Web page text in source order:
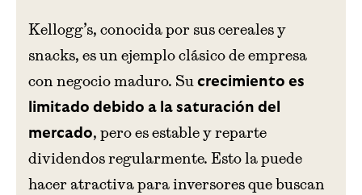
Kellogg’s, conocida por sus cereales y
snacks, es un ejemplo clásico de empresa
con negocio maduro. Su crecimiento es
limitado debido a la saturación del
mercado, pero es estable y reparte
dividendos regularmente. Esto la puede
hacer atractiva para inversores que buscan